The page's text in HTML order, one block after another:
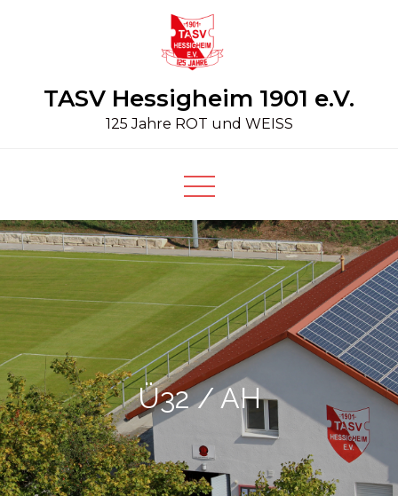
TASV Hessigheim 1901 e.V.
125 Jahre ROT und WEISS
Ü32 / AH